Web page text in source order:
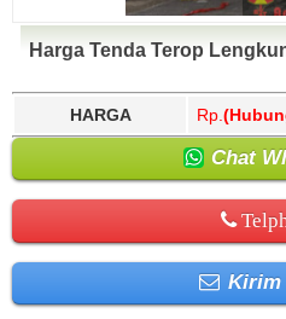
Harga Tenda Terop
HARGA Rp.
Chat
Kirim